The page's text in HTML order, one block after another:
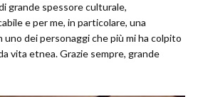
grande spessore culturale,
e per me, in particolare, una
uno dei personaggi che più mi ha colpito
vita etnea. Grazie sempre, grande